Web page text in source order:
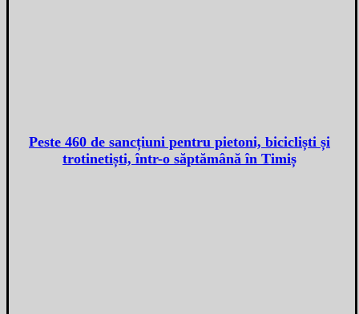
Peste 460 de sancțiuni pentru pietoni, bicicliști și
trotinetiști, într-o săptămână în Timiș